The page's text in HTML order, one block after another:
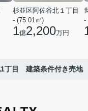
杉並区阿佐谷北１丁目
- (75.01㎡)
1億2,200万円
-
1丁目 建築条件付き売地